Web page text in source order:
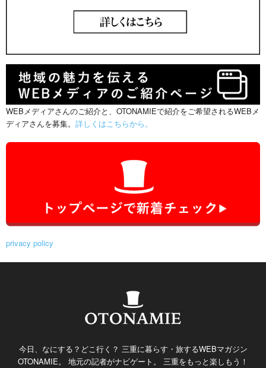
WEBメディアさんのご紹介と、OTONAMIEで紹介をご希望されるWEBメ
ディアさんを募集。 詳しくはこちらから。
privacy policy
今日、なにする？どこ行く？ 三重に暮らす・旅するWEBマガジン
OTONAMIE。 地元の記者がナビゲート。 三重をもっと楽しもう！